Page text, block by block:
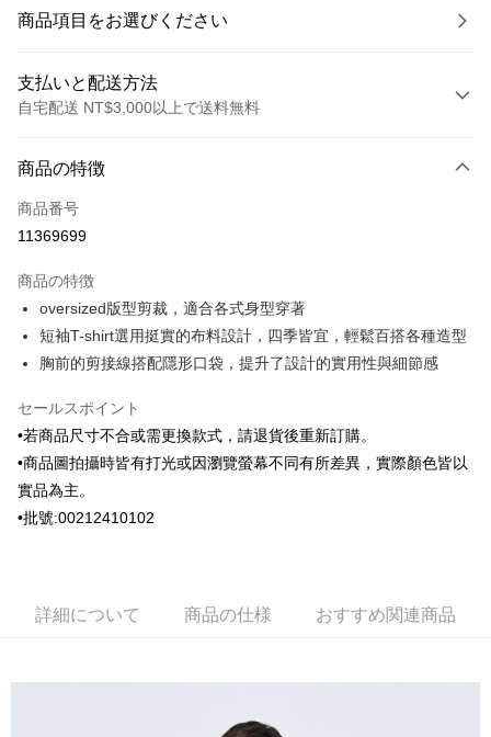
商品項目をお選びください
支払いと配送方法
自宅配送 NT$3,000以上で送料無料
クレジットカード1回払い
クレジットカード分割払い
合作金庫商業銀行
華南商業銀行
彰化商業銀行
上海商業儲蓄銀行
台北富邦商業銀行
国泰世華商業銀行
兆豐國際商業銀行
HSBC(台湾)商業銀行
聯邦商業銀行
遠東国際商業銀行
玉山商業銀行
星展(台湾)商業銀行
台新國際商業銀行
台湾楽天クレジットカード会社
6回払い、金利0、毎回
華南商業銀行
彰化商業銀行
上海商業儲蓄銀行
台北富邦商業銀行
台湾中小企業銀行
HSBC(台湾)商業銀行
華泰商業銀行
聯邦商業銀行
遠東国際商業銀行
元大商業銀行
台新國際商業銀行
Apple Pay
JKOPAY
ATM払い
配送方法
新竹物流宅配
配送毎にNT$120、NT$3,000以上で送料無料
商品の特徴
商品番号
11369699
商品の特徴
oversized版型剪裁，適合各式身型穿著
短袖T-shirt選用挺實的布料設計，四季皆宜，輕鬆百搭各種造型
胸前的剪接線搭配隱形口袋，提升了設計的實用性與細節感
セールスポイント
•若商品尺寸不合或需更換款式，請退貨後重新訂購。
•商品圖拍攝時皆有打光或因瀏覽螢幕不同有所差異，實際顏色皆以
實品為主。
•批號:00212410102
詳細について 商品の仕様 おすすめ関連商品